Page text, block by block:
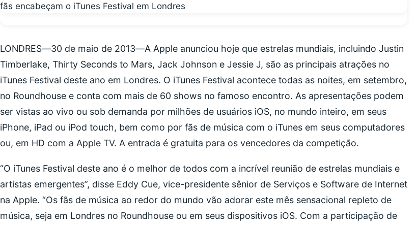
LONDRES―30 de maio de 2013―A Apple anunciou hoje que estrelas mundiais, incluindo Justin
Timberlake, Thirty Seconds to Mars, Jack Johnson e Jessie J, são as principais atrações no
iTunes Festival deste ano em Londres. O iTunes Festival acontece todas as noites, em setembro,
no Roundhouse e conta com mais de 60 shows no famoso encontro. As apresentações podem
ser vistas ao vivo ou sob demanda por milhões de usuários iOS, no mundo inteiro, em seus
iPhone, iPad ou iPod touch, bem como por fãs de música com o iTunes em seus computadores
ou, em HD com a Apple TV. A entrada é gratuita para os vencedores da competição.
“O iTunes Festival deste ano é o melhor de todos com a incrível reunião de estrelas mundiais e
artistas emergentes”, disse Eddy Cue, vice-presidente sênior de Serviços e Software de Internet
na Apple. “Os fãs de música ao redor do mundo vão adorar este mês sensacional repleto de
música, seja em Londres no Roundhouse ou em seus dispositivos iOS. Com a participação de